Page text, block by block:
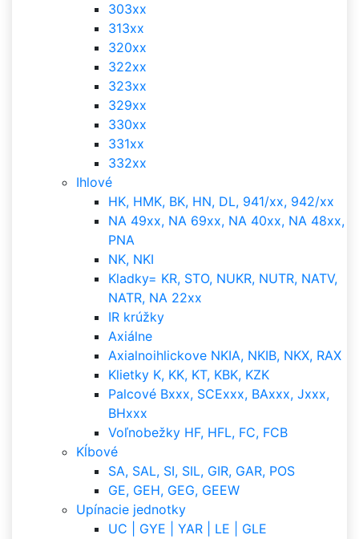
303xx
313xx
320xx
322xx
323xx
329xx
330xx
331xx
332xx
Ihlové
HK, HMK, BK, HN, DL, 941/xx, 942/xx
NA 49xx, NA 69xx, NA 40xx, NA 48xx,
PNA
NK, NKI
Kladky= KR, STO, NUKR, NUTR, NATV,
NATR, NA 22xx
IR krúžky
Axiálne
Axialnoihlickove NKIA, NKIB, NKX, RAX
Klietky K, KK, KT, KBK, KZK
Palcové Bxxx, SCExxx, BAxxx, Jxxx,
BHxxx
Voľnobežky HF, HFL, FC, FCB
Kĺbové
SA, SAL, SI, SIL, GIR, GAR, POS
GE, GEH, GEG, GEEW
Upínacie jednotky
UC | GYE | YAR | LE | GLE